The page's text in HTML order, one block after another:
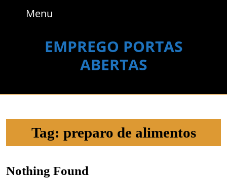
Menu
EMPREGO PORTAS
ABERTAS
Tag: preparo de alimentos
Nothing Found